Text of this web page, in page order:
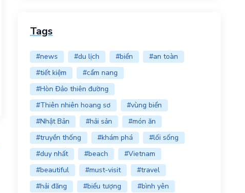
Tags
#news #du lịch #biển
#an toàn
#tiết kiệm
#cẩm nang
#Hòn Đảo thiên đường
#Thiên nhiên hoang sơ
#vùng biển
#Nhật Bản
#hải sản
#món ăn
#truyền thống
#khám phá
#lối sống
#duy nhất
#beach
#Vietnam
#beautiful
#must-visit
#travel
#hải đăng
#biểu tượng
#bình yên